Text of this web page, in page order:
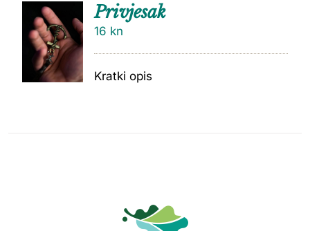
DODAJ
U
KOŠARI
CU
Privjesak
16 kn
Kratki opis